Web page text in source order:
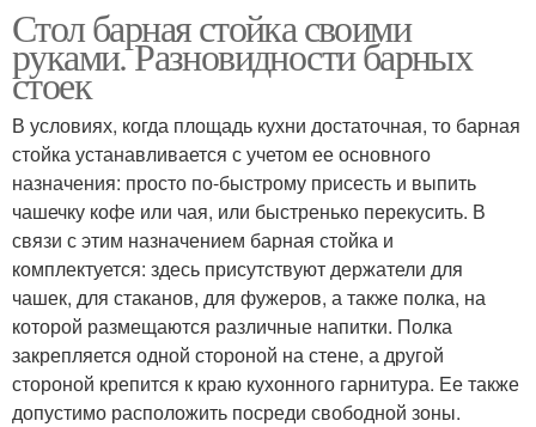
Стол барная стойка своими
руками. Разновидности барных
стоек
В условиях, когда площадь кухни достаточная, то барная
стойка устанавливается с учетом ее основного
назначения: просто по-быстрому присесть и выпить
чашечку кофе или чая, или быстренько перекусить. В
связи с этим назначением барная стойка и
комплектуется: здесь присутствуют держатели для
чашек, для стаканов, для фужеров, а также полка, на
которой размещаются различные напитки. Полка
закрепляется одной стороной на стене, а другой
стороной крепится к краю кухонного гарнитура. Ее также
допустимо расположить посреди свободной зоны.